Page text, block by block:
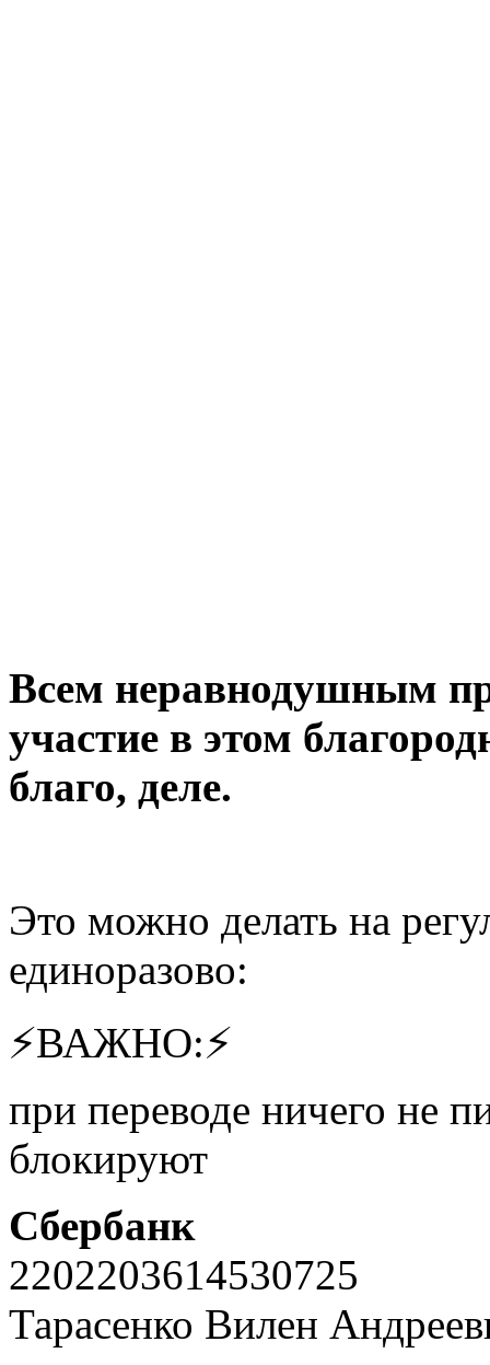
Всем неравнодушным
участие в этом
благо, деле.
Это можно делать на
единоразово:
⚡️ВАЖНО:⚡️
при переводе ничего не
блокируют
Сбербанк
2202203614530725
Тарасенко Вилен